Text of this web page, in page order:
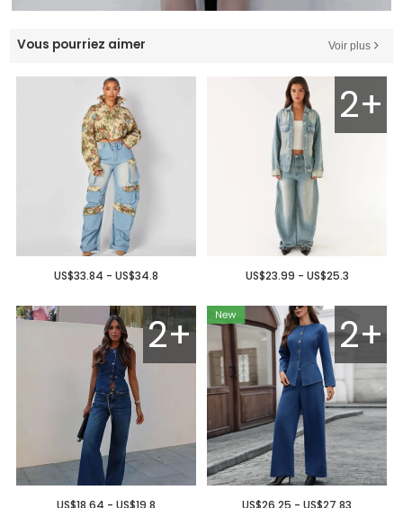
Vous pourriez aimer Voir plus
US$33.84 - US$34.8
2+
US$23.99 - US$25.3
2+ 2+